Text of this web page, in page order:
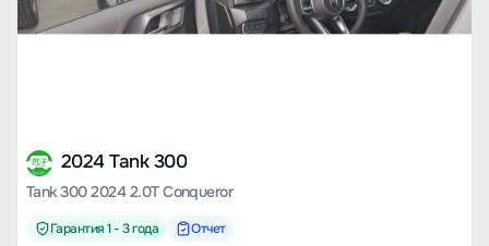
2024 Tank 300
Tank 300 2024 2.0T Conqueror
Гарантия 1 - 3 года Отчет